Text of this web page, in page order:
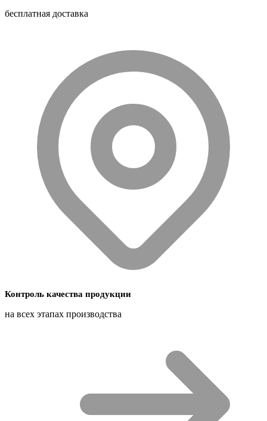
бесплатная доставка
Контроль качества продукции
на всех этапах производства